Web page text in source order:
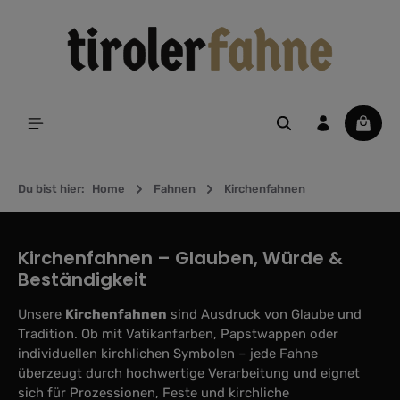
Du bist hier: Home Fahnen Kirchenfahnen
Kirchenfahnen – Glauben, Würde &
Beständigkeit
Unsere Kirchenfahnen sind Ausdruck von Glaube und
Tradition. Ob mit Vatikanfarben, Papstwappen oder
individuellen kirchlichen Symbolen – jede Fahne
überzeugt durch hochwertige Verarbeitung und eignet
sich für Prozessionen, Feste und kirchliche